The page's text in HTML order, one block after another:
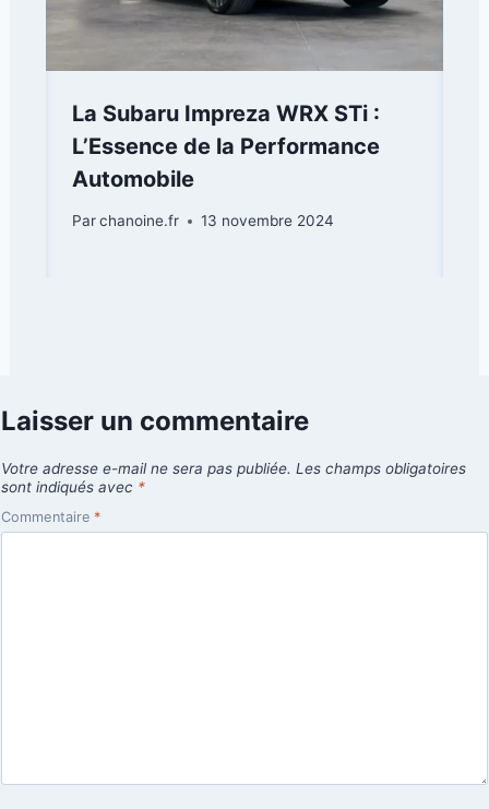
La Subaru Impreza WRX STi :
L’Essence de la Performance
Automobile
Parchanoine.fr 13 novembre 2024
Laisser un commentaire
Votre adresse e-mail ne sera pas publiée. Les champs obligatoires
sont indiqués avec *
Commentaire *